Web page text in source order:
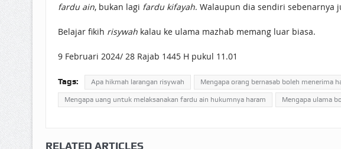
fardu ain, bukan lagi fardu kifayah. Walaupun dia sendiri sebenarnya
Belajar fikih risywahkalau ke ulama mazhab memang luar biasa.
9 Februari 2024/ 28 Rajab 1445 H pukul 11.01
Tags: Apa hikmah larangan risywah Mengapa orang bernasab boleh menerima
Mengapa uang untuk melaksanakan fardu ain hukumnya haram Mengapa ulama
RELATED ARTICLES